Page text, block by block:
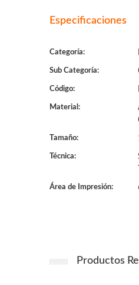
Especificaciones
Categoría:
Sub Categoría:
Código:
Material:
Tamaño:
Técnica:
Área de Impresión:
Productos